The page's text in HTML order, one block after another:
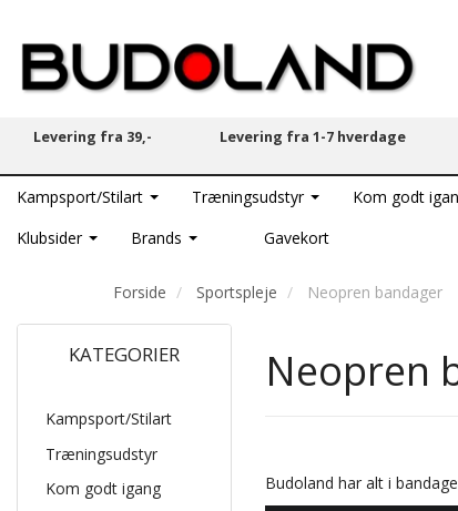
Levering fra 39,- Levering fra 1-7 hverdage
Kampsport/Stilart Træningsudstyr Kom godt
Klubsider
Brands Gavekort
Forside Sportspleje Neopren bandager
KATEGORIER
Kampsport/Stilart
Træningsudstyr
Kom godt igang
Neopren
Budoland har alt i